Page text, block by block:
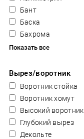
Бант
Баска
Бахрома
Показать все
Вырез/воротник
Воротник стойка
Воротник хомут
Высокий воротник
Глубокий вырез
Декольте